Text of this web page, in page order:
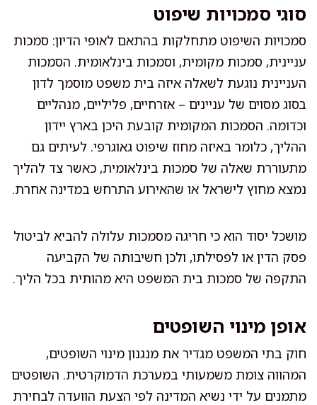
סוגי סמכויות שיפוט
סמכויות השיפוט מתחלקות בהתאם לאופי הדיון: סמכות
עניינית, סמכות מקומית, וסמכות בינלאומית. הסמכות
העניינית נוגעת לשאלה איזה בית משפט מוסמך לדון
בסוג מסוים של עניינים – אזרחיים, פליליים, מנהליים
וכדומה. הסמכות המקומית קובעת היכן בארץ יידון
ההליך, כלומר באיזה מחוז שיפוט גאוגרפי. לעיתים גם
מתעוררת שאלה של סמכות בינלאומית, כאשר צד להליך
נמצא מחוץ לישראל או שהאירוע התרחש במדינה אחרת.
מושכל יסוד הוא כי חריגה מסמכות עלולה להביא לביטול
פסק הדין או לפסילתו, ולכן חשיבותה של הקביעה
התקפה של סמכות בית המשפט היא מהותית בכל הליך.
אופן מינוי השופטים
חוק בתי המשפט מגדיר את מנגנון מינוי השופטים,
המהווה צומת משמעותי במערכת הדמוקרטית. השופטים
מתמנים על ידי נשיא המדינה לפי הצעת הוועדה לבחירת